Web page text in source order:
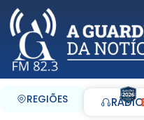
REGIÕES RÁDIO